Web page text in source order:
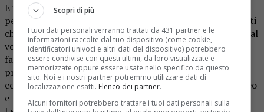
E i promotori dell’iniziativa snocciolano numeri: «La
petizione è stata firmata di proprio pugno da 406 residenti
che rappresentano molto più del 50% degli aventi diritto al
voto iscritti nelle liste elettorali del paese». Numeri che
fanno pensano: «Un risultato inatteso anche da noi stessi
promotori della petizione, ma che testimonia quanto la
contrarietà alla fusione sia stato un sentimento spontaneo
e non indotto nella maggioranza della popolazione di
Scopri di più
I tuoi dati personali verranno trattati da 431 partner e le
informazioni raccolte dal tuo dispositivo (come cookie,
identificatori univoci e altri dati del dispositivo) potrebbero
essere condivise con questi ultimi, da loro visualizzate e
memorizzate oppure essere usate nello specifico da questo
sito. Noi e i nostri partner potremmo utilizzare dati di
localizzazione esatti. Elenco dei partner.
Alcuni fornitori potrebbero trattare i tuoi dati personali sulla